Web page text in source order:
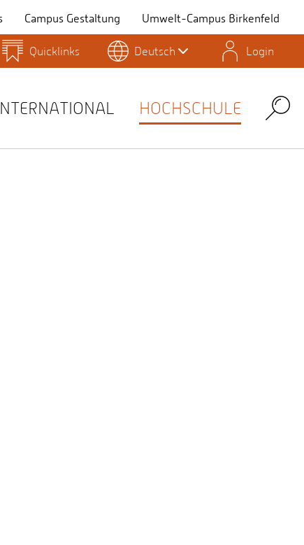
Campus Gestaltung Umwelt-Campus Birkenfeld
Personensuche
Stud.IP
Quicklinks Deutsch Login
HOCHSCHULE Search